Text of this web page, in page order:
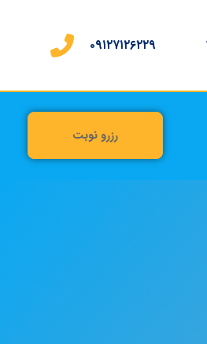
۰۹۱۲۷۱۲۶۲۲۹
رزرو نوبت